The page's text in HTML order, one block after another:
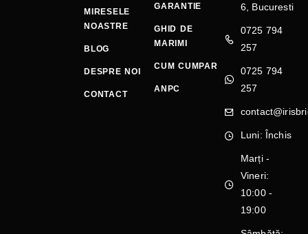
MIRESELE
NOASTRE
BLOG
DESPRE NOI
CONTACT
GARANTIE
GHID DE
MARIMI
CUM CUMPAR
ANPC
6, Bucuresti
0725 794
257
0725 794
257
Luni: Închis
Marți -
Vineri:
10:00 -
19:00